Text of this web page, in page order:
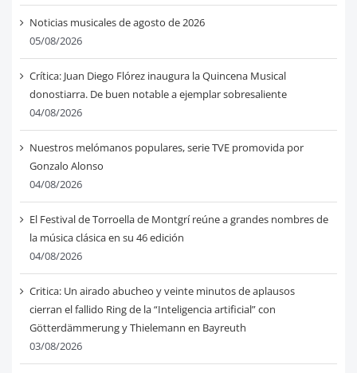
Noticias musicales de agosto de 2026
05/08/2026
Crítica: Juan Diego Flórez inaugura la Quincena Musical
donostiarra. De buen notable a ejemplar sobresaliente
04/08/2026
Nuestros melómanos populares, serie TVE promovida por
Gonzalo Alonso
04/08/2026
El Festival de Torroella de Montgrí reúne a grandes nombres de
la música clásica en su 46 edición
04/08/2026
Critica: Un airado abucheo y veinte minutos de aplausos
cierran el fallido Ring de la “Inteligencia artificial” con
Götterdämmerung y Thielemann en Bayreuth
03/08/2026